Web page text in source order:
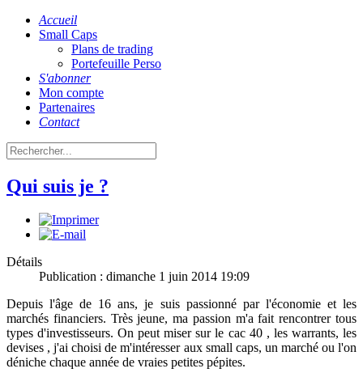
Accueil
Small Caps
Plans de trading
Portefeuille Perso
S'abonner
Mon compte
Partenaires
Contact
Qui suis je ?
Détails
Publication : dimanche 1 juin 2014 19:09
Depuis l'âge de 16 ans, je suis passionné par l'économie et les
marchés financiers. Très jeune, ma passion m'a fait rencontrer tous
types d'investisseurs. On peut miser sur le cac 40 , les warrants, les
devises , j'ai choisi de m'intéresser aux small caps, un marché ou l'on
déniche chaque année de vraies petites pépites.